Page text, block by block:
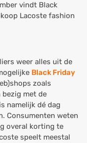
vindt Black
Lacoste fashion
weer alles uit de
Black Friday
zoals
bezig met de
namelijk dé dag
Consumenten weten
overal korting te
speelt meestal